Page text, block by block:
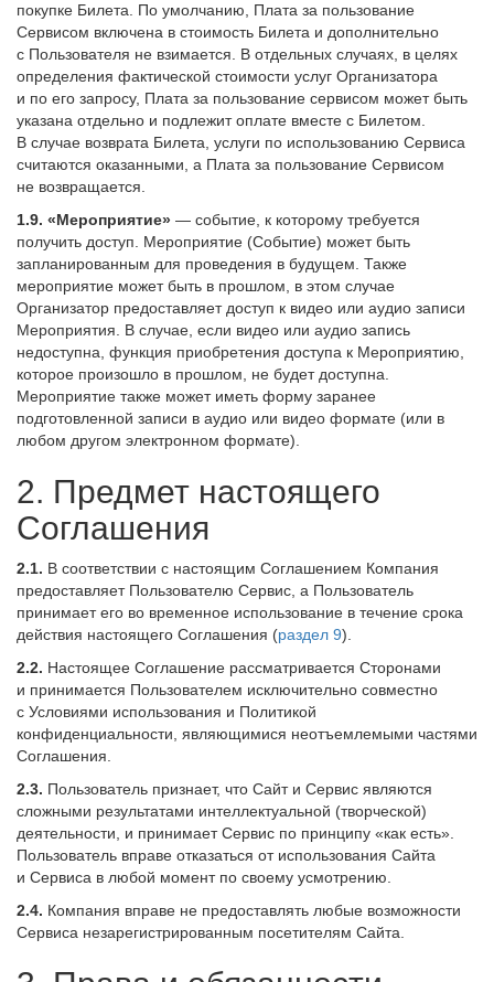
покупке Билета. По умолчанию, Плата за пользование
Сервисом включена в стоимость Билета и дополнительно
с Пользователя не взимается. В отдельных случаях, в целях
определения фактической стоимости услуг Организатора
и по его запросу, Плата за пользование сервисом может быть
указана отдельно и подлежит оплате вместе с Билетом.
В случае возврата Билета, услуги по использованию Сервиса
считаются оказанными, а Плата за пользование Сервисом
не возвращается.
1.9. «Мероприятие» — событие, к которому требуется
получить доступ. Мероприятие (Событие) может быть
запланированным для проведения в будущем. Также
мероприятие может быть в прошлом, в этом случае
Организатор предоставляет доступ к видео или аудио записи
Мероприятия. В случае, если видео или аудио запись
недоступна, функция приобретения доступа к Мероприятию,
которое произошло в прошлом, не будет доступна.
Мероприятие также может иметь форму заранее
подготовленной записи в аудио или видео формате (или в
любом другом электронном формате).
2. Предмет настоящего
Соглашения
2.1. В соответствии с настоящим Соглашением Компания
предоставляет Пользователю Сервис, а Пользователь
принимает его во временное использование в течение срока
действия настоящего Соглашения (раздел 9).
2.2. Настоящее Соглашение рассматривается Сторонами
и принимается Пользователем исключительно совместно
с Условиями использования и Политикой
конфиденциальности, являющимися неотъемлемыми частями
Соглашения.
2.3. Пользователь признает, что Сайт и Сервис являются
сложными результатами интеллектуальной (творческой)
деятельности, и принимает Сервис по принципу «как есть».
Пользователь вправе отказаться от использования Сайта
и Сервиса в любой момент по своему усмотрению.
2.4. Компания вправе не предоставлять любые возможности
Сервиса незарегистрированным посетителям Сайта.